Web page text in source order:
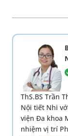
ThS.BS Trần
Nội tiết Nhi
viện Đa khoa
nhiệm vị trí